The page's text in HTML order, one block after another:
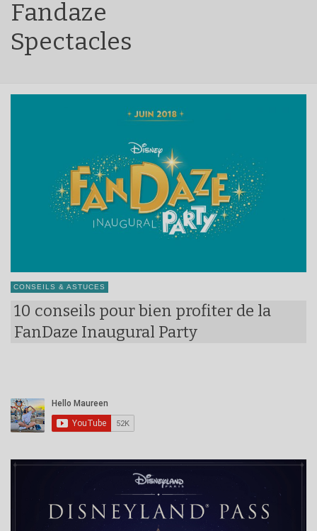
Fandaze
Spectacles
CONSEILS & ASTUCES
10 conseils pour bien profiter de la
FanDaze Inaugural Party